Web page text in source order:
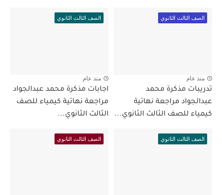
الصف الثالث الثانوي
منذ عام
تدريبات مذكرة محمد
عبدالجواد مراجعة نهائية
كيمياء للصف الثالث الثانوي...
الصف الثالث الثانوي
منذ عام
اجابات مذكرة محمد عبدالجواد
مراجعة نهائية كيمياء للصف
الثالث الثانوي...
الصف الثالث الثانوي الصف الثالث الثانوي